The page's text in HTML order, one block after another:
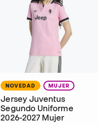
NOVEDAD MUJER
Jersey Juventus
Segundo Uniforme
2026-2027 Mujer